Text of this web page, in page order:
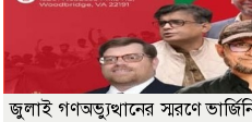
জুলাই গণঅভ্যুত্থানের স্মরণে